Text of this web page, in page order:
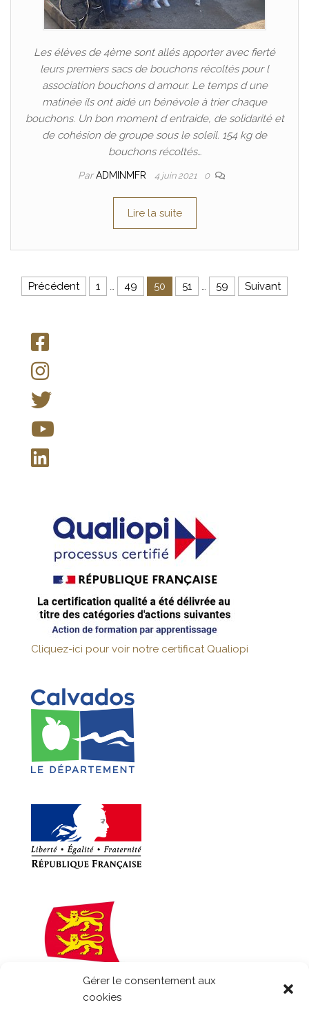
Gérer le consentement aux
cookies
Les élèves de 4ème sont allés apporter avec fierté
leurs premiers sacs de bouchons récoltés pour l
association bouchons d amour. Le temps d une
matinée ils ont aidé un bénévole à trier chaque
bouchons. Un bon moment d entraide, de solidarité et
de cohésion de groupe sous le soleil. 154 kg de
bouchons récoltés…
ParADMINMFR 4 juin 2021 0
Lire la suite
Pagination des publications
Précédent 1 … 49 50 51 … 59 Suivant
Cliquez-ici pour voir notre certificat Qualiopi